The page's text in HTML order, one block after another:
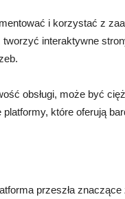
i korzystać z
interaktywne
obsługi, może być
które oferują
przeszła